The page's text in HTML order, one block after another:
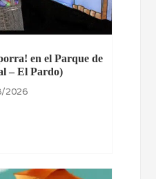
en el Parque de
– El Pardo)
2026